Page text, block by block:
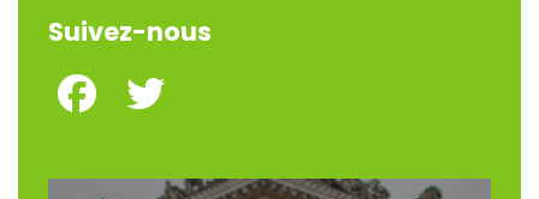
Suivez-nous